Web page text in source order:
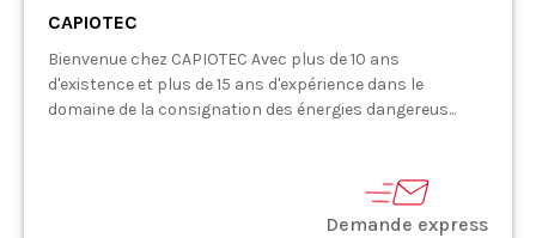
CAPIOTEC
Bienvenue chez CAPIOTEC Avec plus de 10 ans
d'existence et plus de 15 ans d'expérience dans le
domaine de la consignation des énergies dangereus...
Demande express